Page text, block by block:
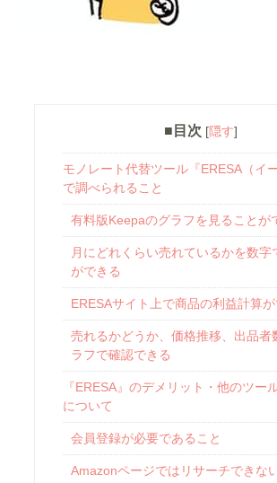
■目次 [隠す]
モノレート代替ツール『ERESA（イ
で調べられること
有料版Keepaのグラフを見ることが
月にどれくらい売れているかを数字
ができる
ERESAサイト上で商品の利益計算が
売れるかどうか、価格推移、出品者
ラフで確認できる
『ERESA』のデメリット・他のツー
について
会員登録が必要であること
Amazonページではリサーチできな